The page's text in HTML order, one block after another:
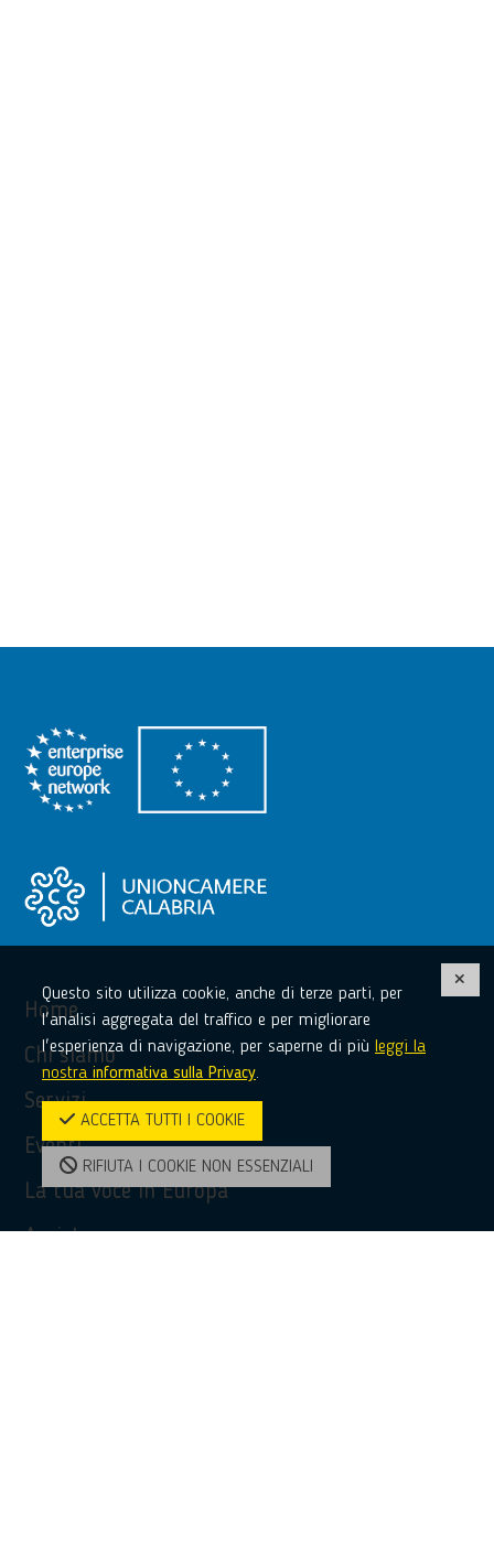
Home
Chi siamo
Servizi
Eventi
La tua voce in Europa
Assistenza
Questo sito utilizza cookie, anche di terze parti, per
l'analisi aggregata del traffico e per migliorare
l'esperienza di navigazione, per saperne di più leggi la
nostra informativa sulla Privacy.
ACCETTA TUTTI I COOKIE
RIFIUTA I COOKIE NON ESSENZIALI